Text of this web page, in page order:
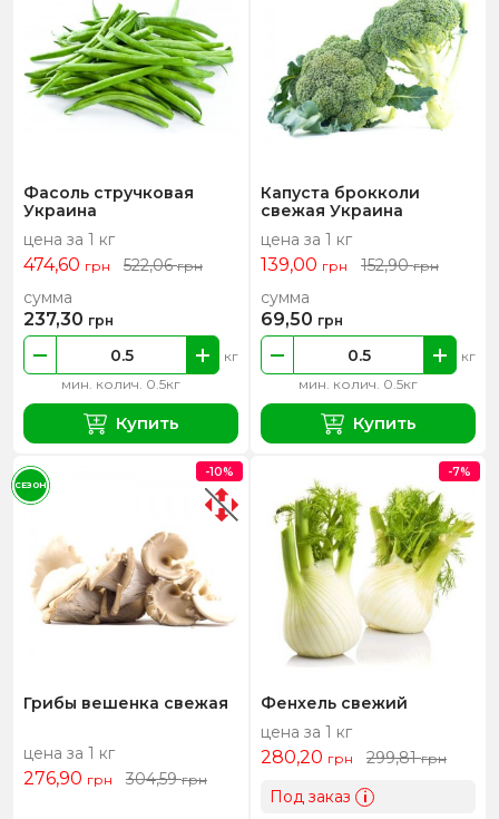
Фасоль стручковая
Украина
цена за 1 кг
474,60 грн 522,06грн
мин. колич. 0.5кг
кг
сумма
237,30 грн
Купить
Капуста брокколи
свежая Украина
цена за 1 кг
139,00 грн 152,90грн
мин. колич. 0.5кг
кг
сумма
69,50 грн
Купить
Грибы вешенка свежая
цена за 1 кг
276,90 грн 304,59грн
-10%
СЕЗОН
Фенхель свежий
цена за 1 кг
280,20 грн 299,81грн
Под заказ i
-7%